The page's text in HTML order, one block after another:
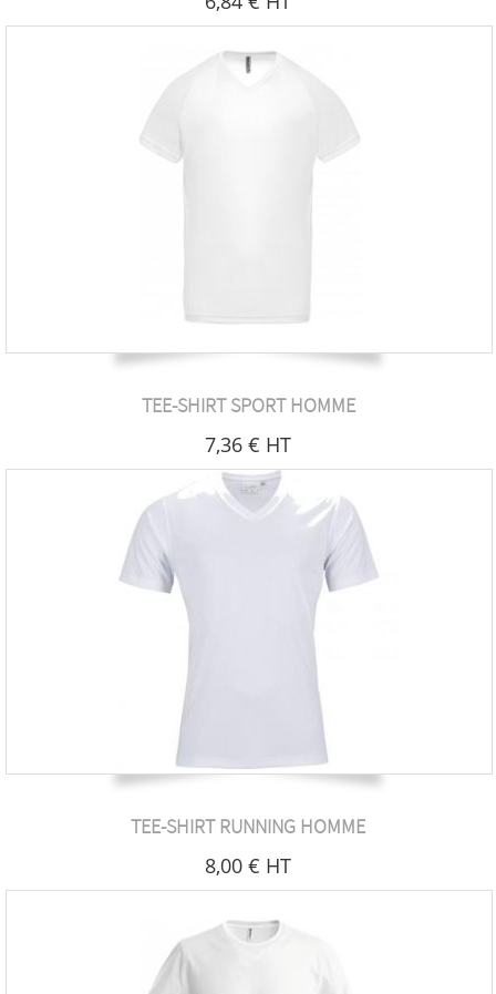
TEE-SHIRT SPORT HOMME
7,36 € HT
TEE-SHIRT RUNNING HOMME
8,00 € HT